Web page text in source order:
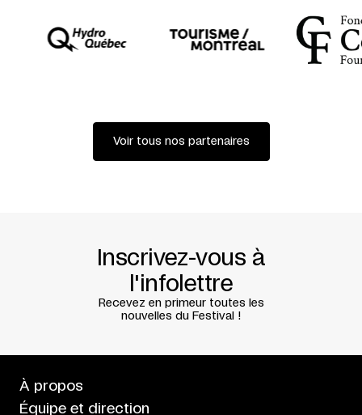
Assistance chorégraphie : Sigal Zouk
Chargée de la production : Tanja Thomsen
Mumbling Fish (Vienne)
Kaaitheater (Bruxelles)
autorités flamandes et la Commission de la Communauté
Philipp Gehmacher et Mumbling Fish sont soutenus par le
département culturel de la ville de Vienne.
En association avec la Place des Arts
Voir tous nos partenaires
Inscrivez-vous à
l'infolettre
Recevez en primeur toutes les
nouvelles du Festival !
À propos
Équipe et direction